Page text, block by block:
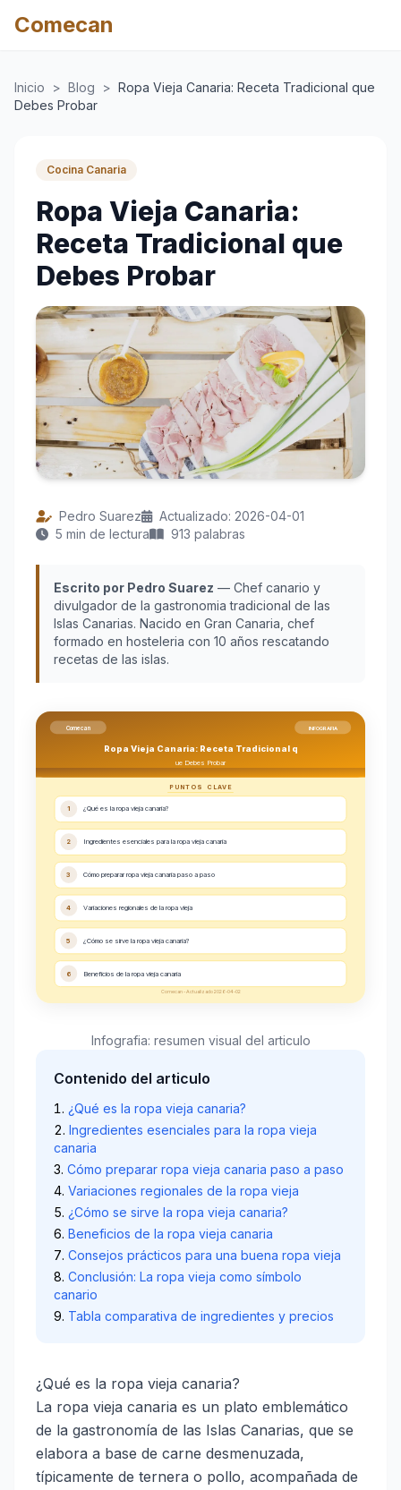
Comecan
Inicio > Blog > Ropa Vieja Canaria: Receta Tradicional que
Debes Probar
Cocina Canaria
Ropa Vieja Canaria:
Receta Tradicional que
Debes Probar
Pedro Suarez
Actualizado: 2026-04-01
5 min de lectura
913 palabras
Escrito por Pedro Suarez — Chef canario y
divulgador de la gastronomia tradicional de las
Islas Canarias. Nacido en Gran Canaria, chef
formado en hosteleria con 10 años rescatando
recetas de las islas.
Comecan INFOGRAFIA
Ropa Vieja Canaria: Receta Tradicional q
ue Debes Probar
PUNTOS CLAVE
1 ¿Qué es la ropa vieja canaria?
2 Ingredientes esenciales para la ropa vieja canaria
3 Cómo preparar ropa vieja canaria paso a paso
4 Variaciones regionales de la ropa vieja
5 ¿Cómo se sirve la ropa vieja canaria?
6 Beneficios de la ropa vieja canaria
Comecan - Actualizado 2026-04-02
Infografia: resumen visual del articulo
Contenido del articulo
¿Qué es la ropa vieja canaria?
Ingredientes esenciales para la ropa vieja
canaria
Cómo preparar ropa vieja canaria paso a paso
Variaciones regionales de la ropa vieja
¿Cómo se sirve la ropa vieja canaria?
Beneficios de la ropa vieja canaria
Consejos prácticos para una buena ropa vieja
Conclusión: La ropa vieja como símbolo
canario
Tabla comparativa de ingredientes y precios
¿Qué es la ropa vieja canaria?
La ropa vieja canaria es un plato emblemático
de la gastronomía de las Islas Canarias, que se
elabora a base de carne desmenuzada,
típicamente de ternera o pollo, acompañada de